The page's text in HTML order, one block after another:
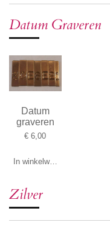
Datum Graveren
Datum
graveren
€ 6,00
In winkelwagen
Zilver